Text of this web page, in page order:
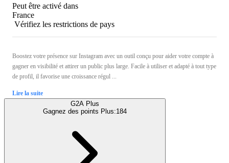
Peut être activé dans
France
Vérifiez les restrictions de pays
Boostez votre présence sur Instagram avec un outil conçu pour aider votre compte à
gagner en visibilité et attirer un public plus large. Facile à utiliser et adapté à tout type
de profil, il favorise une croissance régul ...
Lire la suite
G2A Plus
Gagnez des points Plus:184